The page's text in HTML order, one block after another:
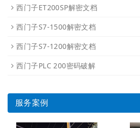
西门子ET200SP解密文档
西门子S7-1500解密文档
西门子S7-1200解密文档
西门子PLC 200密码破解
服务案例